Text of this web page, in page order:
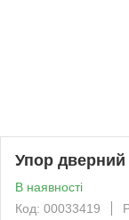
Упор дверний
В наявності
Код: 00033419